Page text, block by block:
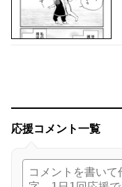
応援コメント一覧